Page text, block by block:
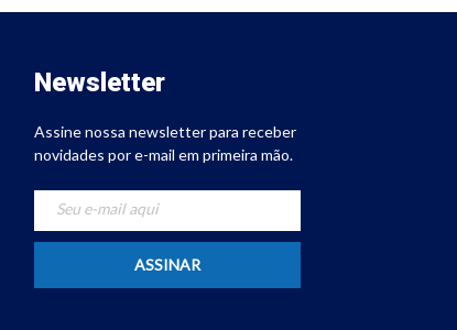
Newsletter
Assine nossa newsletter para receber
novidades por e-mail em primeira mão.